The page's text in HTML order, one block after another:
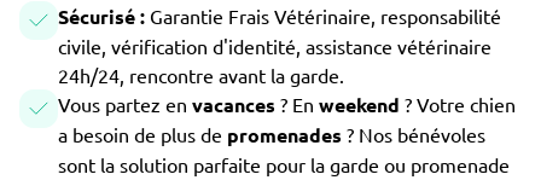
Sécurisé : Garantie Frais Vétérinaire, responsabilité
civile, vérification d'identité, assistance vétérinaire
24h/24, rencontre avant la garde.
Vous partez en vacances ? En weekend ? Votre chien
a besoin de plus de promenades ? Nos bénévoles
sont la solution parfaite pour la garde ou promenade